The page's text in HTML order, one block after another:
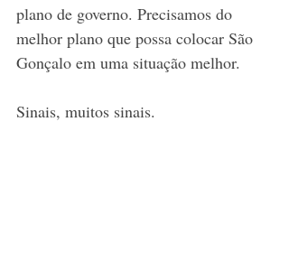
plano de governo. Precisamos do
melhor plano que possa colocar São
Gonçalo em uma situação melhor.
Sinais, muitos sinais.